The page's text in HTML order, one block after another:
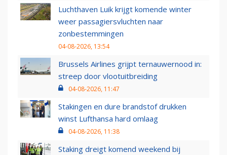
Luchthaven Luik krijgt komende winter
weer passagiersvluchten naar
zonbestemmingen
04-08-2026, 13:54
Brussels Airlines grijpt ternauwernood in:
streep door vlootuitbreiding
04-08-2026, 11:47
Stakingen en dure brandstof drukken
winst Lufthansa hard omlaag
04-08-2026, 11:38
Staking dreigt komend weekend bij